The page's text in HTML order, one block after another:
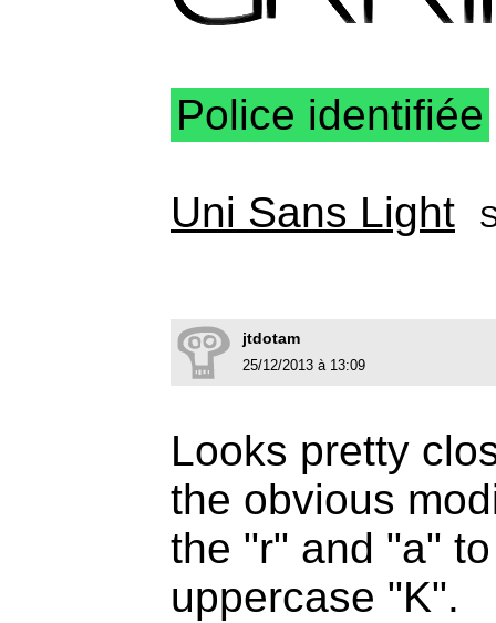
Police identifiée
Uni Sans Light
jtdotam
25/12/2013 à 13:09
Looks pretty
the obvious
the "r" and "a"
uppercase "K".